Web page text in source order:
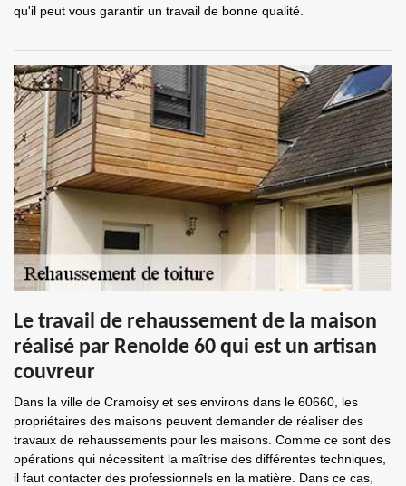
qu'il peut vous garantir un travail de bonne qualité.
Le travail de rehaussement de la maison
réalisé par Renolde 60 qui est un artisan
couvreur
Dans la ville de Cramoisy et ses environs dans le 60660, les
propriétaires des maisons peuvent demander de réaliser des
travaux de rehaussements pour les maisons. Comme ce sont des
opérations qui nécessitent la maîtrise des différentes techniques,
il faut contacter des professionnels en la matière. Dans ce cas,